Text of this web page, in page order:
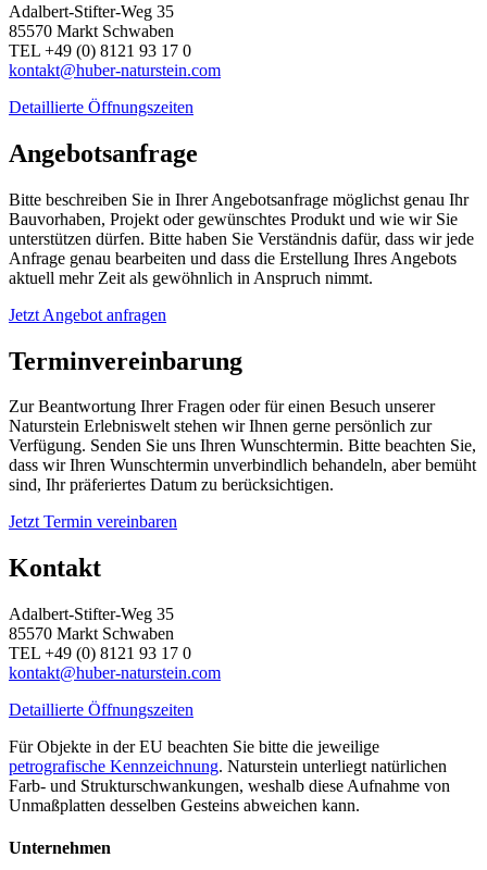
Adalbert-Stifter-Weg 35
85570 Markt Schwaben
TEL +49 (0) 8121 93 17 0
kontakt@huber-naturstein.com
Detaillierte Öffnungszeiten
Angebotsanfrage
Bitte beschreiben Sie in Ihrer Angebotsanfrage möglichst genau Ihr
Bauvorhaben, Projekt oder gewünschtes Produkt und wie wir Sie
unterstützen dürfen. Bitte haben Sie Verständnis dafür, dass wir jede
Anfrage genau bearbeiten und dass die Erstellung Ihres Angebots
aktuell mehr Zeit als gewöhnlich in Anspruch nimmt.
Jetzt Angebot anfragen
Terminvereinbarung
Zur Beantwortung Ihrer Fragen oder für einen Besuch unserer
Naturstein Erlebniswelt stehen wir Ihnen gerne persönlich zur
Verfügung. Senden Sie uns Ihren Wunschtermin. Bitte beachten Sie,
dass wir Ihren Wunschtermin unverbindlich behandeln, aber bemüht
sind, Ihr präferiertes Datum zu berücksichtigen.
Jetzt Termin vereinbaren
Kontakt
Adalbert-Stifter-Weg 35
85570 Markt Schwaben
TEL +49 (0) 8121 93 17 0
kontakt@huber-naturstein.com
Detaillierte Öffnungszeiten
Für Objekte in der EU beachten Sie bitte die jeweilige
petrografische Kennzeichnung. Naturstein unterliegt natürlichen
Farb- und Strukturschwankungen, weshalb diese Aufnahme von
Unmaßplatten desselben Gesteins abweichen kann.
Unternehmen